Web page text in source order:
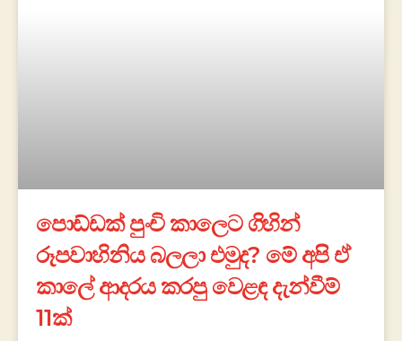
පොඩ්ඩක් පුංචි කාලෙට ගිහින්
රූපවාහිනිය බලලා එමුද? මේ අපි ඒ
කාලේ ආදරය කරපු වෙළඳ දැන්වීම්
11ක්